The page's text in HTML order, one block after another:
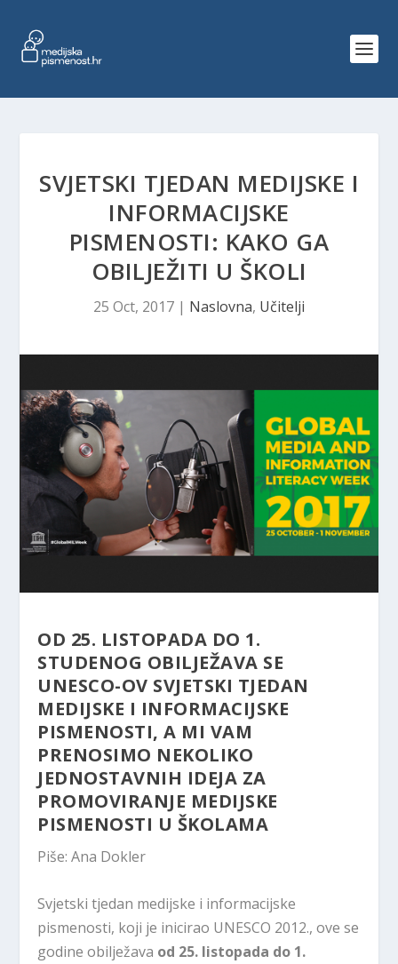
SVJETSKI TJEDAN MEDIJSKE I
INFORMACIJSKE
PISMENOSTI: KAKO GA
OBILJEŽITI U ŠKOLI
25 Oct, 2017 | Naslovna, Učitelji
OD 25. LISTOPADA DO 1.
STUDENOG OBILJEŽAVA SE
UNESCO-OV SVJETSKI TJEDAN
MEDIJSKE I INFORMACIJSKE
PISMENOSTI, A MI VAM
PRENOSIMO NEKOLIKO
JEDNOSTAVNIH IDEJA ZA
PROMOVIRANJE MEDIJSKE
PISMENOSTI U ŠKOLAMA
Piše: Ana Dokler
Svjetski tjedan medijske i informacijske
pismenosti, koji je inicirao UNESCO 2012., ove se
godine obilježava od 25. listopada do 1.